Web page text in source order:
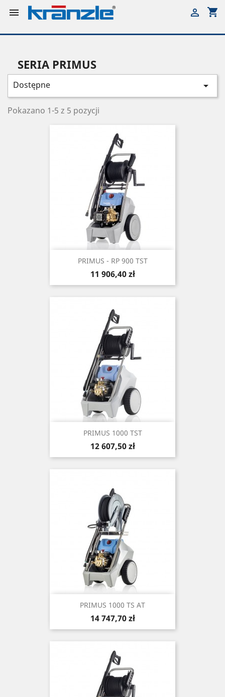
 shopping_cart

SERIA PRIMUS
Dostępne 
Pokazano 1-5 z 5 pozycji
PRIMUS - RP 900 TST
Cena
11 906,40 zł
PRIMUS 1000 TST
Cena
12 607,50 zł
PRIMUS 1000 TS AT
Cena
14 747,70 zł